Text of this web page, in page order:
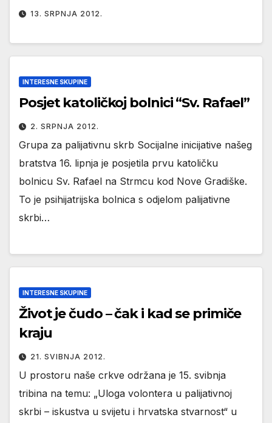
13. SRPNJA 2012.
INTERESNE SKUPINE
Posjet katoličkoj bolnici “Sv. Rafael”
2. SRPNJA 2012.
Grupa za palijativnu skrb Socijalne inicijative našeg
bratstva 16. lipnja je posjetila prvu katoličku
bolnicu Sv. Rafael na Strmcu kod Nove Gradiške.
To je psihijatrijska bolnica s odjelom palijativne
skrbi…
INTERESNE SKUPINE
Život je čudo – čak i kad se primiče
kraju
21. SVIBNJA 2012.
U prostoru naše crkve održana je 15. svibnja
tribina na temu: „Uloga volontera u palijativnoj
skrbi – iskustva u svijetu i hrvatska stvarnost“ u